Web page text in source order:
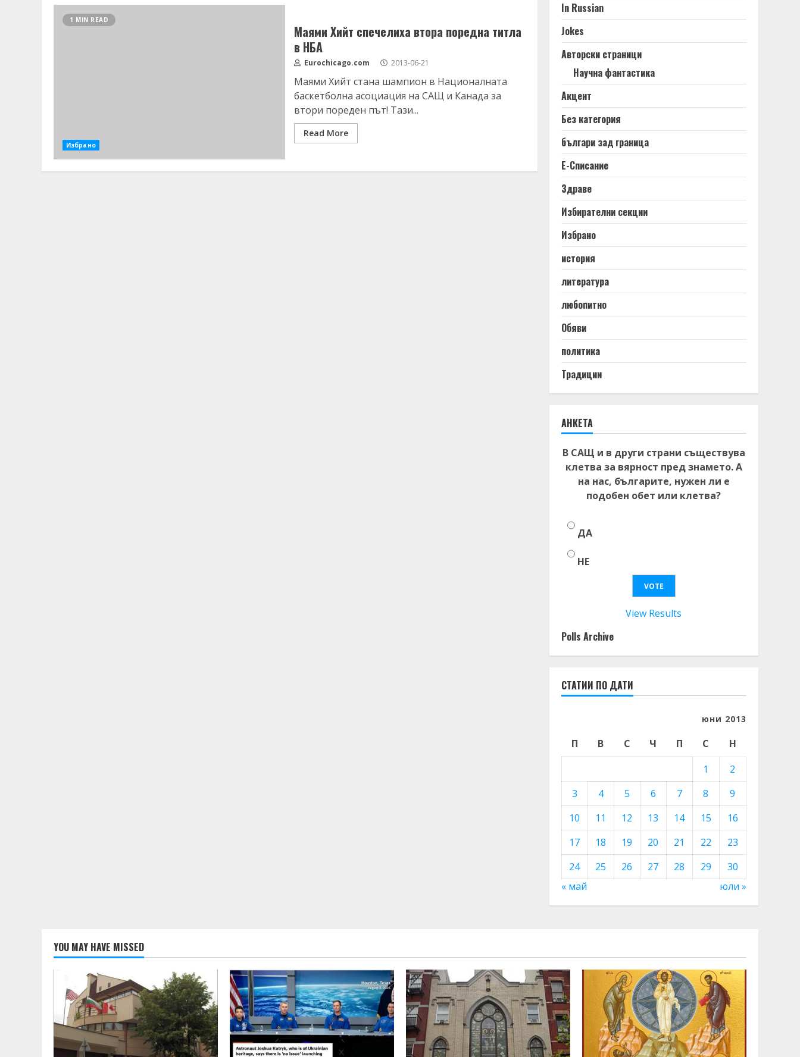
1 MIN READ
Избрано
Маями Хийт спечелиха втора поредна титла
в НБА
Eurochicago.com 2013-06-21
Маями Хийт стана шампион в Националната
баскетболна асоциация на САЩ и Канада за
втори пореден път! Тази...
Read More
In Russian
Jokes
Авторски страници
Научна фантастика
Акцент
Без категория
българи зад граница
Е-Списание
Здраве
Избирателни секции
Избрано
история
литература
любопитно
Обяви
политика
Традиции
АНКЕТА
В САЩ и в други страни съществува
клетва за вярност пред знамето. А
на нас, българите, нужен ли е
подобен обет или клетва?
ДА
НЕ
View Results
Polls Archive
СТАТИИ ПО ДАТИ
юни 2013
П В С Ч П С
Н
1
2
3
4 5 6 7 8
9
10
11 12 13 14 15
16
17
18 19 20 21 22
23
24
25 26 27 28 29
30
« май
юли »
YOU MAY HAVE MISSED